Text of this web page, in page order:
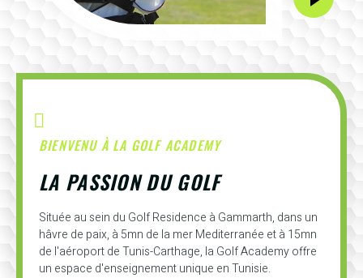
BIENVENU À LA GOLF ACADEMY
LA PASSION DU GOLF
Située au sein du Golf Residence à Gammarth, dans un
hâvre de paix, à 5mn de la mer Mediterranée et à 15mn
de l'aéroport de Tunis-Carthage, la Golf Academy offre
un espace d'enseignement unique en Tunisie.